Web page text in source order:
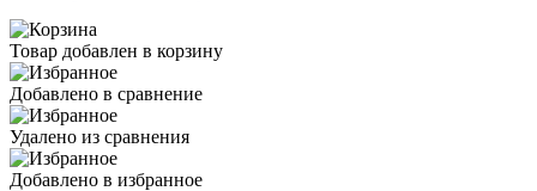
Товар добавлен в корзину
Добавлено в сравнение
Удалено из сравнения
Добавлено в избранное